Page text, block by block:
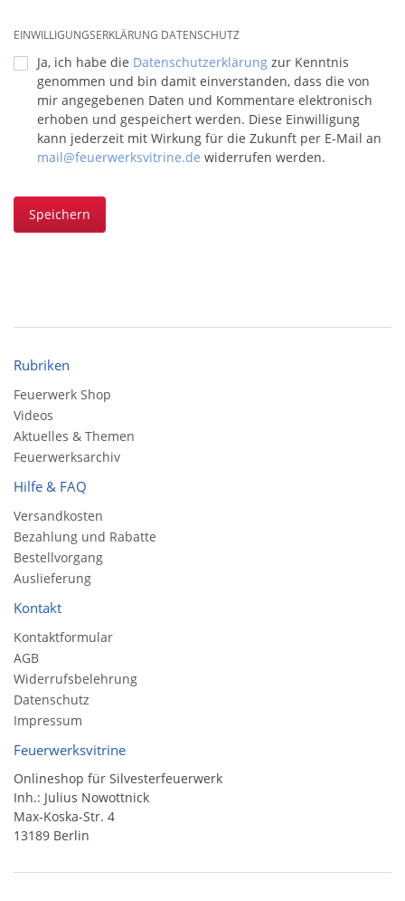
EINWILLIGUNGSERKLÄRUNG DATENSCHUTZ
Ja, ich habe die Datenschutzerklärung zur Kenntnis
genommen und bin damit einverstanden, dass die von
mir angegebenen Daten und Kommentare elektronisch
erhoben und gespeichert werden. Diese Einwilligung
kann jederzeit mit Wirkung für die Zukunft per E-Mail an
mail@feuerwerksvitrine.de widerrufen werden.
Speichern
Rubriken
Feuerwerk Shop
Videos
Aktuelles & Themen
Feuerwerksarchiv
Hilfe & FAQ
Versandkosten
Bezahlung und Rabatte
Bestellvorgang
Auslieferung
Kontakt
Kontaktformular
AGB
Widerrufsbelehrung
Datenschutz
Impressum
Feuerwerksvitrine
Onlineshop für Silvesterfeuerwerk
Inh.: Julius Nowottnick
Max-Koska-Str. 4
13189 Berlin